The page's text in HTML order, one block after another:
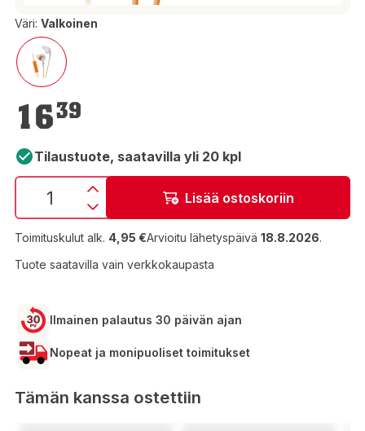
Väri: Valkoinen
16,39 €
1639
Tilaustuote, saatavilla yli 20 kpl
Lisää ostoskoriin
Toimituskulut alk. 4,95 €Arvioitu lähetyspäivä 18.8.2026.
Tuote saatavilla vain verkkokaupasta
Ilmainen palautus 30 päivän ajan
Nopeat ja monipuoliset toimitukset
Tämän kanssa ostettiin